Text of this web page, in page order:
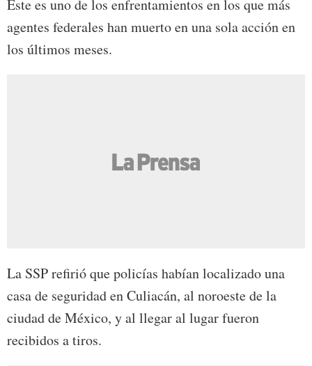
Éste es uno de los enfrentamientos en los que más
agentes federales han muerto en una sola acción en
los últimos meses.
La SSP refirió que policías habían localizado una
casa de seguridad en Culiacán, al noroeste de la
ciudad de México, y al llegar al lugar fueron
recibidos a tiros.